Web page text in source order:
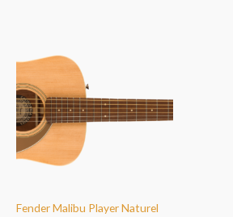
Fender Malibu Player Naturel